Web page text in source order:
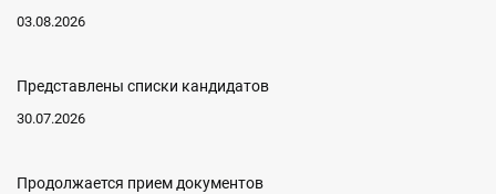
03.08.2026
Представлены списки кандидатов
30.07.2026
Продолжается прием документов